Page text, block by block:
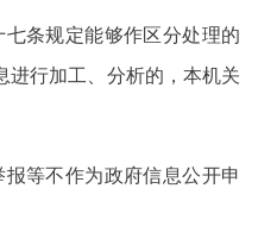
条规定能够作区分处理的
进行加工、分析的，本机关
等不作为政府信息公开申